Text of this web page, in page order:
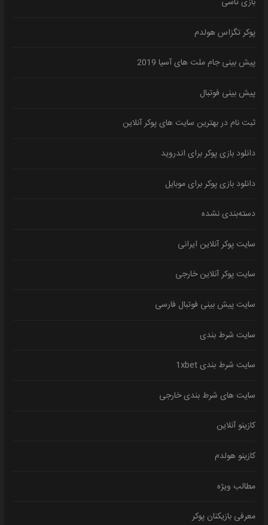
پوکر تگزاس هولدم
پیش بینی جام ملت های آسیا 2019
پیش بینی فوتبال
ثبت نام در بهترین سایت های پوکر آنلاین
دانلود بازی پوکر برای اندروید
دانلود بازی پوکر برای موبایل
دسته‌بندی نشده
سایت پوکر آنلاین ایرانی
سایت پوکر آنلاین خارجی
سایت پیش بینی فوتبال فارسی
سایت شرط بندی
سایت شرط بندی 1xbet
سایت های شرط بندی خارجی
کازینو آنلاین
کازینو هولدم
مطالب ویژه
معرفی بازیکنان پوکر